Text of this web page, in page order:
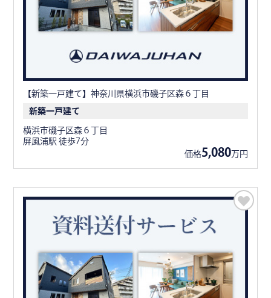
【新築一戸建て】神奈川県横浜市磯子区森６丁目
新築一戸建て
横浜市磯子区森６丁目
屏風浦駅 徒歩7分
価格5,080万円